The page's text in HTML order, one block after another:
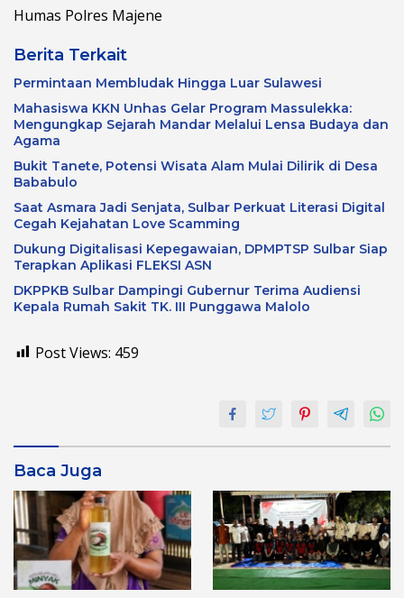
Humas Polres Majene
Berita Terkait
Permintaan Membludak Hingga Luar Sulawesi
Mahasiswa KKN Unhas Gelar Program Massulekka:
Mengungkap Sejarah Mandar Melalui Lensa Budaya dan
Agama
Bukit Tanete, Potensi Wisata Alam Mulai Dilirik di Desa
Bababulo
Saat Asmara Jadi Senjata, Sulbar Perkuat Literasi Digital
Cegah Kejahatan Love Scamming
Dukung Digitalisasi Kepegawaian, DPMPTSP Sulbar Siap
Terapkan Aplikasi FLEKSI ASN
DKPPKB Sulbar Dampingi Gubernur Terima Audiensi
Kepala Rumah Sakit TK. III Punggawa Malolo
Post Views: 459
Baca Juga